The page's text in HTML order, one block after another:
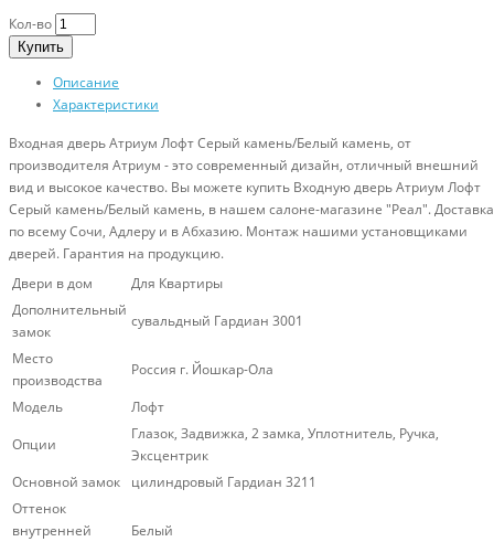
Кол-во
Купить
Описание
Характеристики
Входная дверь Атриум Лофт Серый камень/Белый камень, от
производителя Атриум - это современный дизайн, отличный внешний
вид и высокое качество. Вы можете купить Входную дверь Атриум Лофт
Серый камень/Белый камень, в нашем салоне-магазине "Реал". Доставка
по всему Сочи, Адлеру и в Абхазию. Монтаж нашими установщиками
дверей. Гарантия на продукцию.
Двери в дом
Для Квартиры
Дополнительный
замок
сувальдный Гардиан 3001
Место
производства
Россия г. Йошкар-Ола
Модель
Лофт
Опции
Глазок, Задвижка, 2 замка, Уплотнитель, Ручка,
Эксцентрик
Основной замок
цилиндровый Гардиан 3211
Оттенок
внутренней
Белый